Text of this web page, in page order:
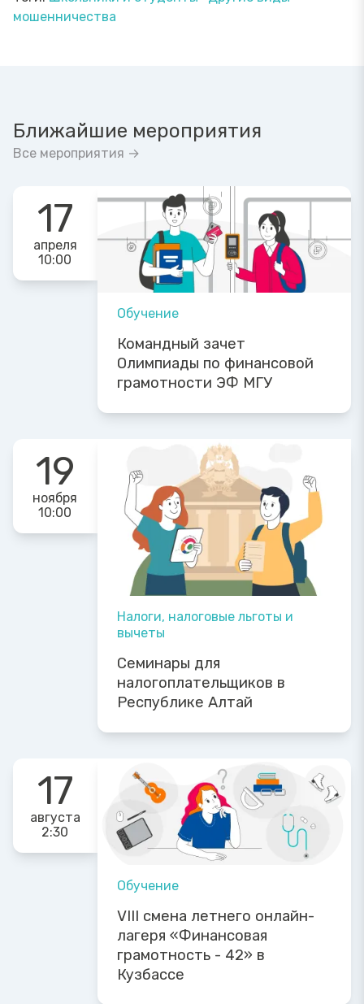
мошенничества
Ближайшие мероприятия
Все мероприятия →
17
апреля
10:00
Обучение
Командный зачет
Олимпиады по финансовой
грамотности ЭФ МГУ
19
ноября
10:00
Налоги, налоговые льготы и
вычеты
Семинары для
налогоплательщиков в
Республике Алтай
17
августа
2:30
Обучение
VIII смена летнего онлайн-
лагеря «Финансовая
грамотность - 42» в
Кузбассе